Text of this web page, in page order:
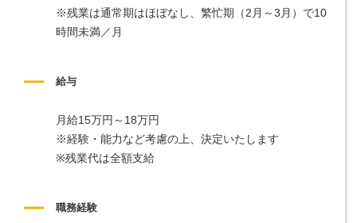
※残業は通常期はほぼなし、繁忙期（2月～3月）で10
時間未満／月
給与
月給15万円～18万円
※経験・能力など考慮の上、決定いたします
※残業代は全額支給
職務経験